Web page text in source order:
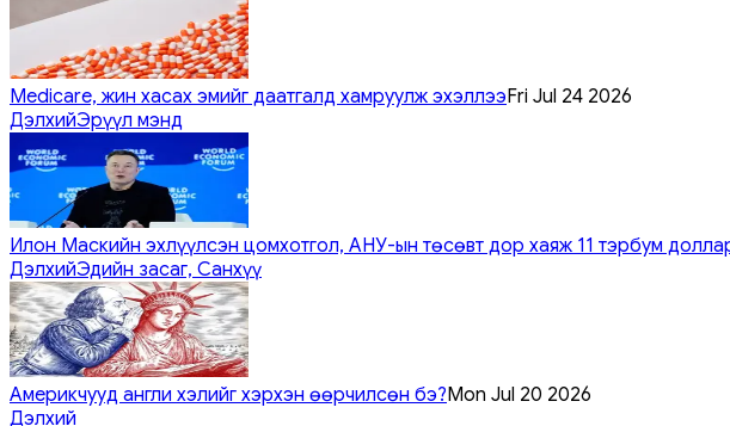
Medicare, жин хасах эмийг даатгалд хамруулж эхэллээFri Jul 24 2026
ДэлхийЭрүүл мэнд
Илон Маскийн эхлүүлсэн цомхотгол, АНУ-ын төсөвт дор хаяж 11 тэрбум
ДэлхийЭдийн засаг, Санхүү
Америкчууд англи хэлийг хэрхэн өөрчилсөн бэ?Mon Jul 20 2026
Дэлхий